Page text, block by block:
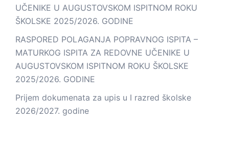
UČENIKE U AUGUSTOVSKOM ISPITNOM ROKU
ŠKOLSKE 2025/2026. GODINE
RASPORED POLAGANJA POPRAVNOG ISPITA –
MATURKOG ISPITA ZA REDOVNE UČENIKE U
AUGUSTOVSKOM ISPITNOM ROKU ŠKOLSKE
2025/2026. GODINE
Prijem dokumenata za upis u I razred školske
2026/2027. godine